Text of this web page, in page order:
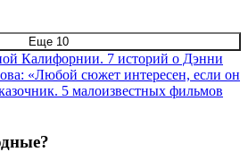
Еще 10
Калифорнии. 7 историй о Дэнни
«Любой сюжет интересен, если он
5 малоизвестных фильмов